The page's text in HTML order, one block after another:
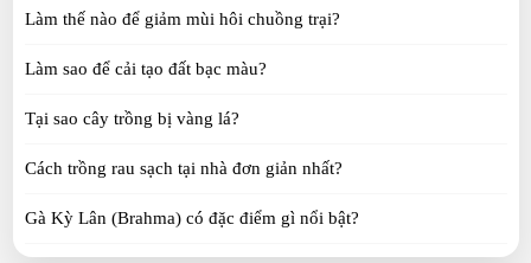
được yêu thích
Cách chọn Gà Tre Thái đẹp: 10 tiêu chí người chơi
SAT 07, 2026
Làm thế nào để giảm mùi hôi chuồng trại?
Làm sao để cải tạo đất bạc màu?
Tại sao cây trồng bị vàng lá?
Cách trồng rau sạch tại nhà đơn giản nhất?
Gà Kỳ Lân (Brahma) có đặc điểm gì nổi bật?